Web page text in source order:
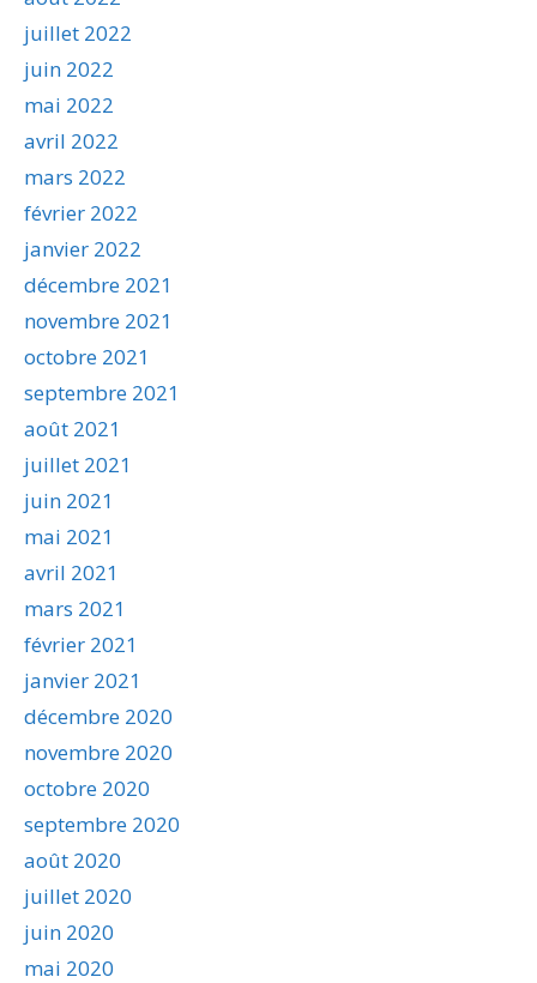
juillet 2022
juin 2022
mai 2022
avril 2022
mars 2022
février 2022
janvier 2022
décembre 2021
novembre 2021
octobre 2021
septembre 2021
août 2021
juillet 2021
juin 2021
mai 2021
avril 2021
mars 2021
février 2021
janvier 2021
décembre 2020
novembre 2020
octobre 2020
septembre 2020
août 2020
juillet 2020
juin 2020
mai 2020